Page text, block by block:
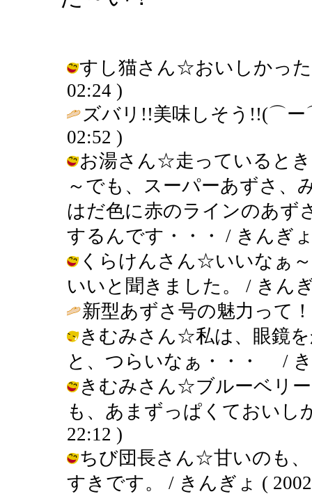
すし猫さん☆おいしかった
02:24 )
ズバリ!!美味しそう!!(⌒
02:52 )
お湯さん☆走っていると
～でも、スーパーあずさ、
はだ色に赤のラインのあず
するんです・・・ / きんぎ
くらけんさん☆いいなぁ
いいと聞きました。 / きん
新型あずさ号の魅力って
きむみさん☆私は、眼鏡
と、つらいなぁ・・・ / き
きむみさん☆ブルーベリ
も、あまずっぱくておい
22:12 )
ちび団長さん☆甘いのも
すきです。 / きんぎょ (